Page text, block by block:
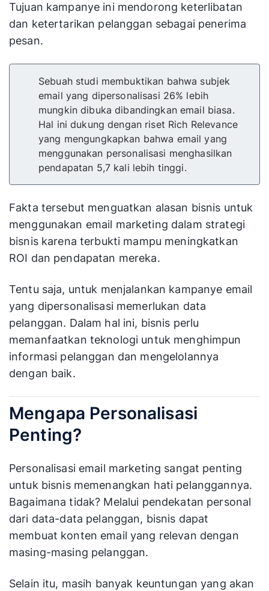
Tujuan kampanye ini mendorong keterlibatan
dan ketertarikan pelanggan sebagai penerima
pesan.
Sebuah studi membuktikan bahwa subjek
email yang dipersonalisasi 26% lebih
mungkin dibuka dibandingkan email biasa.
Hal ini dukung dengan riset Rich Relevance
yang mengungkapkan bahwa email yang
menggunakan personalisasi menghasilkan
pendapatan 5,7 kali lebih tinggi.
Fakta tersebut menguatkan alasan bisnis untuk
menggunakan email marketing dalam strategi
bisnis karena terbukti mampu meningkatkan
ROI dan pendapatan mereka.
Tentu saja, untuk menjalankan kampanye email
yang dipersonalisasi memerlukan data
pelanggan. Dalam hal ini, bisnis perlu
memanfaatkan teknologi untuk menghimpun
informasi pelanggan dan mengelolannya
dengan baik.
Mengapa Personalisasi
Penting?
Personalisasi email marketing sangat penting
untuk bisnis memenangkan hati pelanggannya.
Bagaimana tidak? Melalui pendekatan personal
dari data-data pelanggan, bisnis dapat
membuat konten email yang relevan dengan
masing-masing pelanggan.
Selain itu, masih banyak keuntungan yang akan